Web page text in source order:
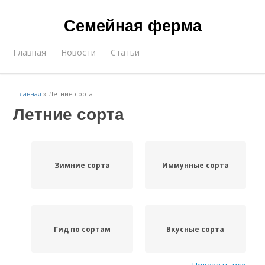
Семейная ферма
Главная Новости Статьи
Главная »Летние сорта
Летние сорта
Зимние сорта Иммунные сорта
Гид по сортам Вкусные сорта